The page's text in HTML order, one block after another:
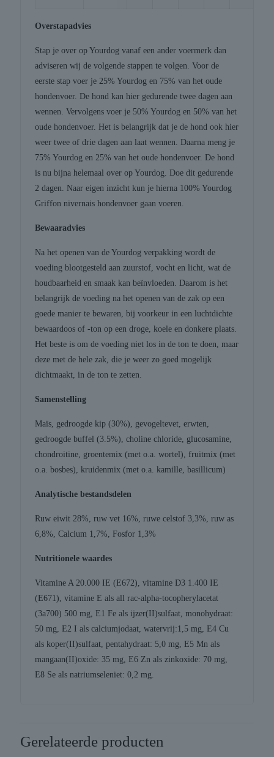
Overstapadvies
Stap je over op Yourdog vanaf een ander voermerk dan
adviseren wij de volgende stappen te volgen. Voor de
eerste stap voer je 25% Yourdog en 75% van het oude
hondenvoer. De hond kan hier gedurende twee dagen aan
wennen. Vervolgens voer je 50% Yourdog en 50% van het
oude hondenvoer. Het is belangrijk dat je de hond ook hier
weer twee of drie dagen aan laat wennen. Daarna meng je
75% Yourdog en 25% van het oude hondenvoer. De hond
is nu bijna helemaal over op Yourdog. Doe dit gedurende
2 dagen. Naar eigen inzicht kun je hierna 100% Yourdog
Griffon nivernais hondenvoer gaan voeren.
Bewaaradvies
Na het openen van de Yourdog verpakking wordt de
voeding blootgesteld aan zuurstof, vocht en licht, wat de
houdbaarheid en smaak kan beïnvloeden. Daarom is het
belangrijk de voeding na het openen van de zak op een
goede manier te bewaren, bij voorkeur in een luchtdichte
bewaardoos of -ton op een droge, koele en donkere plaats.
Het beste is om de voeding niet los in de ton te doen, maar
deze met de hele zak, die je weer zo goed mogelijk
dichtmaakt, in de ton te zetten.
Samenstelling
Maïs, gedroogde kip (30%), gevogeltevet, erwten,
gedroogde buffel (3.5%), choline chloride, glucosamine,
chondroitine, groentemix (met o.a. wortel), fruitmix (met
o.a. bosbes), kruidenmix (met o.a. kamille, basillicum)
Analytische bestandsdelen
Ruw eiwit 28%, ruw vet 16%, ruwe celstof 3,3%, ruw as
6,8%, Calcium 1,7%, Fosfor 1,3%
Nutritionele waardes
Vitamine A 20.000 IE (E672), vitamine D3 1.400 IE
(E671), vitamine E als all rac-alpha-tocopherylacetat
(3a700) 500 mg, E1 Fe als ijzer(II)sulfaat, monohydraat:
50 mg, E2 I als calciumjodaat, watervrij:1,5 mg, E4 Cu
als koper(II)sulfaat, pentahydraat: 5,0 mg, E5 Mn als
mangaan(II)oxide: 35 mg, E6 Zn als zinkoxide: 70 mg,
E8 Se als natriumseleniet: 0,2 mg.
Gerelateerde producten